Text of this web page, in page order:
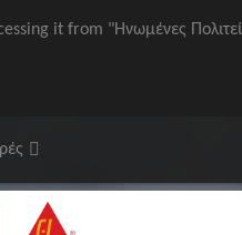
it from "Ηνωμένες